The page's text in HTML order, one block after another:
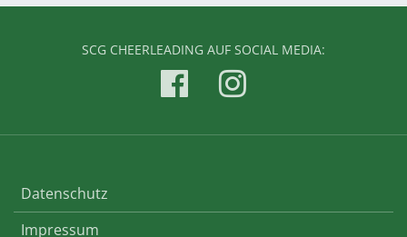
SCG CHEERLEADING AUF SOCIAL MEDIA:
Datenschutz
Impressum